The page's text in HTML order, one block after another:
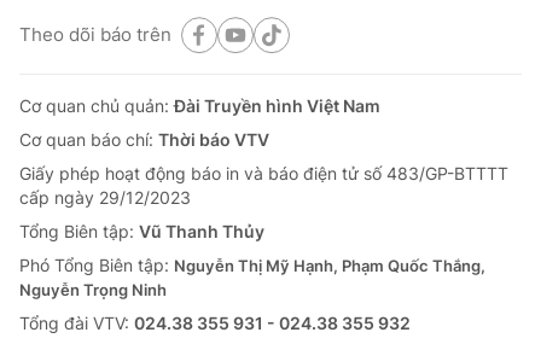
Theo dõi báo trên
Cơ quan chủ quản:Đài Truyền hình Việt Nam
Cơ quan báo chí: Thời báo VTV
Giấy phép hoạt động báo in và báo điện tử số 483/GP-BTTTT
cấp ngày 29/12/2023
Tổng Biên tập: Vũ Thanh Thủy
Phó Tổng Biên tập: Nguyễn Thị Mỹ Hạnh, Phạm Quốc Thắng,
Nguyễn Trọng Ninh
Tổng đài VTV: 024.38 355 931 - 024.38 355 932